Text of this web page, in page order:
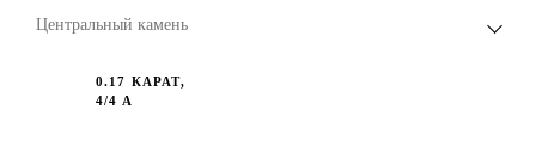
Центральный камень
0.17 КАРАТ,
4/4 А